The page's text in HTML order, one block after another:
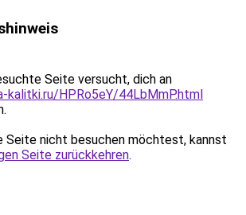
Seite versucht, dich an
HPRo5eY/44LbMmP.html
Seite nicht besuchen möchtest, kannst
Seite zurückkehren.